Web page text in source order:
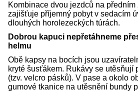
Kombinace dvou jezdců na
zajišťuje příjemný pobyt v sedacím
dlouhých horolezeckých túrách.
Dobrou kapuci nepřetáhneme
helmu
Obě kapsy na bocích jsou
kryté šusťákem. Rukávy se utěsňují
(tzv. velcro pásků). V pase a okolo
gumové tkanice na utěsnění bundy